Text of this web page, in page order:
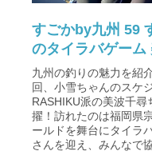
すごかby九州 59
のタイラバゲーム
九州の釣りの魅力を紹
回、小雪ちゃんのスケ
RASHIKU派の美波千
擢！訪れたのは福岡県
ールドを舞台にタイラ
さんを迎え、みんなで